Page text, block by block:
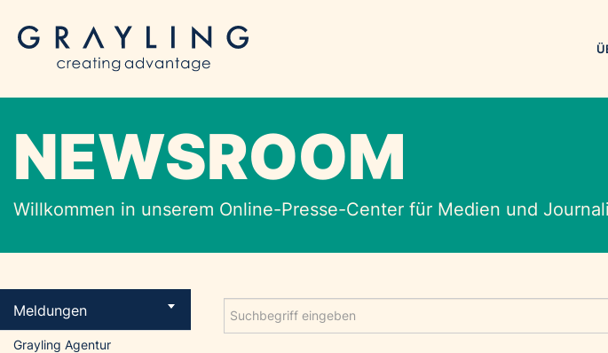
NEWSROOM
Willkommen in unserem Online-Presse-Center für Medien und
Meldungen
Grayling Agentur